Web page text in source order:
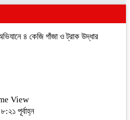
৪ কেজি গাঁজা ও ট্রাক উদ্ধার
View
পূর্বাহ্ন